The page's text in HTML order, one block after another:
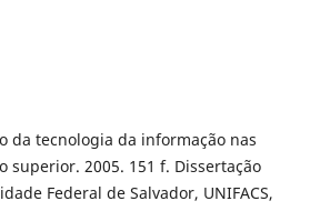
da tecnologia da informação nas
superior. 2005. 151 f. Dissertação
Federal de Salvador, UNIFACS,